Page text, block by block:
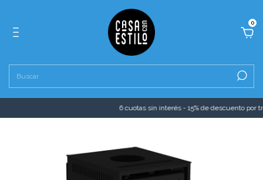
0
6 cuotas sin interés - 15% de descuento por